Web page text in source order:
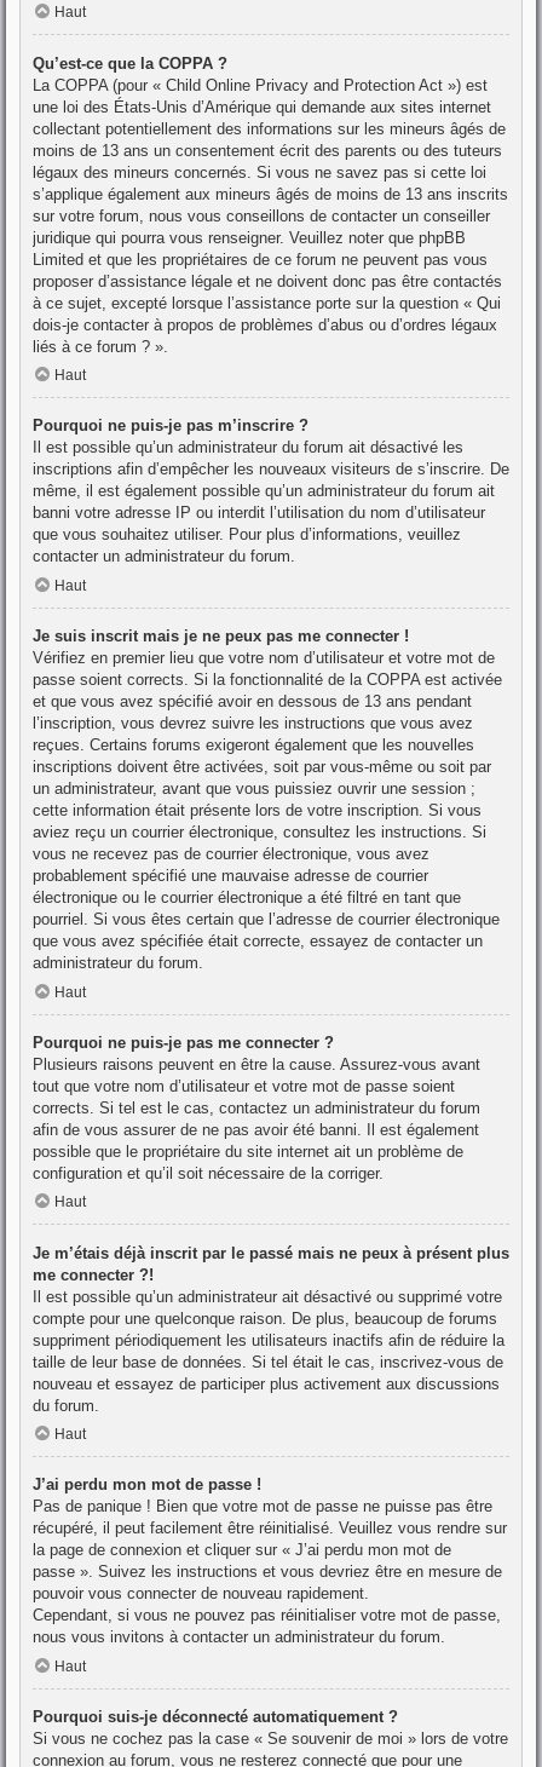
Haut
Qu’est-ce que la COPPA ?
La COPPA (pour « Child Online Privacy and Protection Act ») est
une loi des États-Unis d’Amérique qui demande aux sites internet
collectant potentiellement des informations sur les mineurs âgés de
moins de 13 ans un consentement écrit des parents ou des tuteurs
légaux des mineurs concernés. Si vous ne savez pas si cette loi
s’applique également aux mineurs âgés de moins de 13 ans inscrits
sur votre forum, nous vous conseillons de contacter un conseiller
juridique qui pourra vous renseigner. Veuillez noter que phpBB
Limited et que les propriétaires de ce forum ne peuvent pas vous
proposer d’assistance légale et ne doivent donc pas être contactés
à ce sujet, excepté lorsque l’assistance porte sur la question « Qui
dois-je contacter à propos de problèmes d’abus ou d’ordres légaux
liés à ce forum ? ».
Haut
Pourquoi ne puis-je pas m’inscrire ?
Il est possible qu’un administrateur du forum ait désactivé les
inscriptions afin d’empêcher les nouveaux visiteurs de s’inscrire. De
même, il est également possible qu’un administrateur du forum ait
banni votre adresse IP ou interdit l’utilisation du nom d’utilisateur
que vous souhaitez utiliser. Pour plus d’informations, veuillez
contacter un administrateur du forum.
Haut
Je suis inscrit mais je ne peux pas me connecter !
Vérifiez en premier lieu que votre nom d’utilisateur et votre mot de
passe soient corrects. Si la fonctionnalité de la COPPA est activée
et que vous avez spécifié avoir en dessous de 13 ans pendant
l’inscription, vous devrez suivre les instructions que vous avez
reçues. Certains forums exigeront également que les nouvelles
inscriptions doivent être activées, soit par vous-même ou soit par
un administrateur, avant que vous puissiez ouvrir une session ;
cette information était présente lors de votre inscription. Si vous
aviez reçu un courrier électronique, consultez les instructions. Si
vous ne recevez pas de courrier électronique, vous avez
probablement spécifié une mauvaise adresse de courrier
électronique ou le courrier électronique a été filtré en tant que
pourriel. Si vous êtes certain que l’adresse de courrier électronique
que vous avez spécifiée était correcte, essayez de contacter un
administrateur du forum.
Haut
Pourquoi ne puis-je pas me connecter ?
Plusieurs raisons peuvent en être la cause. Assurez-vous avant
tout que votre nom d’utilisateur et votre mot de passe soient
corrects. Si tel est le cas, contactez un administrateur du forum
afin de vous assurer de ne pas avoir été banni. Il est également
possible que le propriétaire du site internet ait un problème de
configuration et qu’il soit nécessaire de la corriger.
Haut
Je m’étais déjà inscrit par le passé mais ne peux à présent plus
me connecter ?!
Il est possible qu’un administrateur ait désactivé ou supprimé votre
compte pour une quelconque raison. De plus, beaucoup de forums
suppriment périodiquement les utilisateurs inactifs afin de réduire la
taille de leur base de données. Si tel était le cas, inscrivez-vous de
nouveau et essayez de participer plus activement aux discussions
du forum.
Haut
J’ai perdu mon mot de passe !
Pas de panique ! Bien que votre mot de passe ne puisse pas être
récupéré, il peut facilement être réinitialisé. Veuillez vous rendre sur
la page de connexion et cliquer sur « J’ai perdu mon mot de
passe ». Suivez les instructions et vous devriez être en mesure de
pouvoir vous connecter de nouveau rapidement.
Cependant, si vous ne pouvez pas réinitialiser votre mot de passe,
nous vous invitons à contacter un administrateur du forum.
Haut
Pourquoi suis-je déconnecté automatiquement ?
Si vous ne cochez pas la case « Se souvenir de moi » lors de votre
connexion au forum, vous ne resterez connecté que pour une